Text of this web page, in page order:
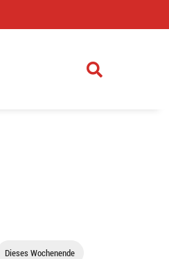
Dieses Wochenende